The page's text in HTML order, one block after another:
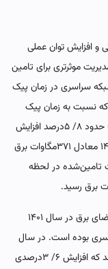
و افزایش توان عملی
موثرتری برای تامین
سراسری در زمان پیک
مگاوات رسید که نسبت به زمان پیک
مصرف سال ۱۴۰۰ (۱۴تیرماه سال ۱۴۰۰ ساعت ۱۲:۴۱) حدود ۸/ ۵درصد افزایش
پیدا کرد. به‌علاوه کشور در زمان پیک مصرف سال ۱۴۰۱ معادل ۳۷۱مگاوات برق
تامین‌شده در لحظه
از سوی دیگر بررسی‌‌‌ها نشان می‌دهد، رشد پیک تقاضای برق در سال ۱۴۰۱
بوده است. در سال
۱۴۰۱، پیک مصرف به مقدار ۶۹/ ۵هزارمگاوات بالغ شد که افزایش ۶/ ۳درصدی